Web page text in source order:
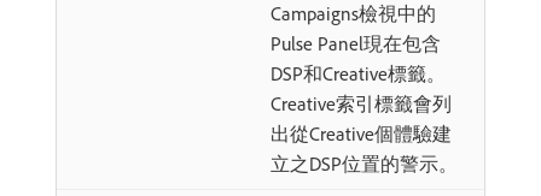
Campaigns檢視中的
Pulse Panel現在包含
DSP和Creative標籤。
Creative索引標籤會列
出從Creative個體驗建
立之DSP位置的警示。